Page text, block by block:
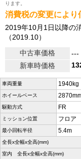
ります。
消費税の変更により
2019年10月1日以降の
（2019.10）
中古車価格
---
新車時価格
車両重量 1940kg
ホイールベース
駆動方式 FR
ミッション位置 フロア
最小回転半径 5.4m
全長x全幅x全高(mm)
室内 全長x全幅x全高(mm)